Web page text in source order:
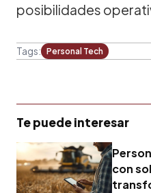
posibilidades
Tags: Personal Tech
Te puede interesar
con